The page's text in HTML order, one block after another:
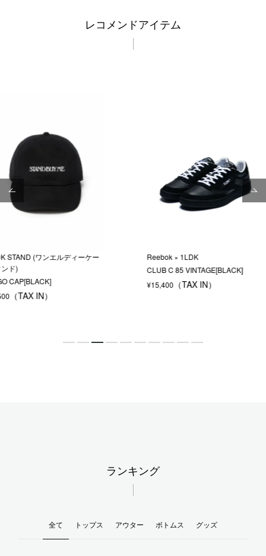
レコメンドアイテム
ーケー
Reebok × 1LDK
CLUB C 85 VINTAGE[BLACK]
CRAG
ランキング
全て トップス アウター ボトムス グッズ